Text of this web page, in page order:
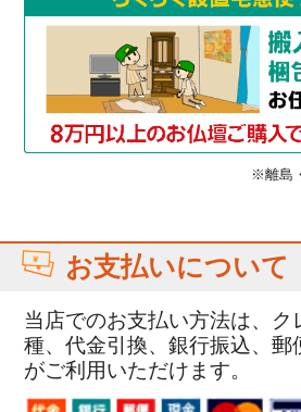
※離島
お支払いについて
当店でのお支払い方法は、ク
種、代金引換、銀行振込、郵
がご利用いただけます。